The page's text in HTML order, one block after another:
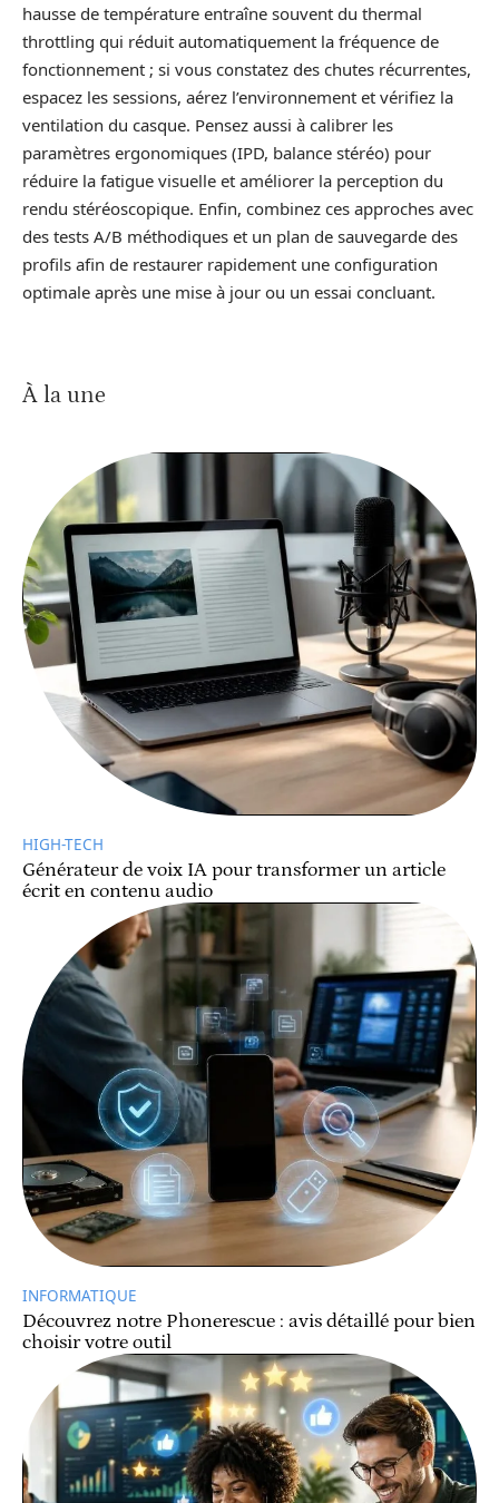
hausse de température entraîne souvent du thermal
throttling qui réduit automatiquement la fréquence de
fonctionnement ; si vous constatez des chutes récurrentes,
espacez les sessions, aérez l’environnement et vérifiez la
ventilation du casque. Pensez aussi à calibrer les
paramètres ergonomiques (IPD, balance stéréo) pour
réduire la fatigue visuelle et améliorer la perception du
rendu stéréoscopique. Enfin, combinez ces approches avec
des tests A/B méthodiques et un plan de sauvegarde des
profils afin de restaurer rapidement une configuration
optimale après une mise à jour ou un essai concluant.
À la une
HIGH-TECH
Générateur de voix IA pour transformer un article
écrit en contenu audio
INFORMATIQUE
Découvrez notre Phonerescue : avis détaillé pour bien
choisir votre outil